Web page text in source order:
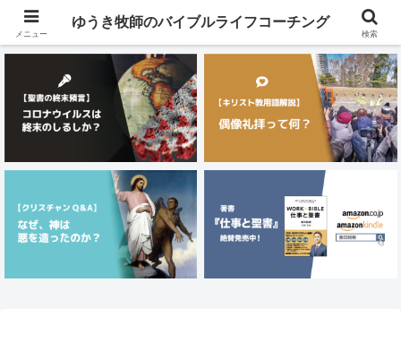
メニュー
メニュー
ゆうき牧師のバイブルライフコーチング
検索